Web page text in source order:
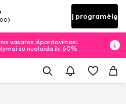
Į programėlę
vasaros išpardavimas:
su nuolaida iki 60%